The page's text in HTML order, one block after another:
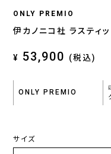
ONLY PREMIO
伊カノニコ社 ラスティ
¥ 53,900 (税込)
ONLY PREMIO
サイズ